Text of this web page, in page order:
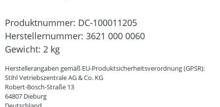
Produktnummer: DC-100011205
Herstellernummer: 3621 000 0060
Gewicht: 2 kg
Herstellerangaben gemäß EU-Produktsicherheitsverordnung (GPSR):
Stihl Vetriebszentrale AG & Co. KG
Robert-Bosch-Straße 13
64807 Dieburg